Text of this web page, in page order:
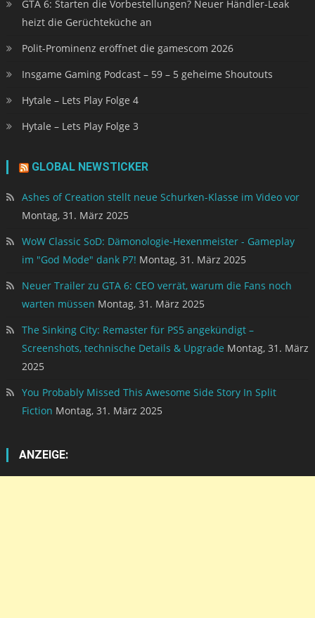
GTA 6: Starten die Vorbestellungen? Neuer Händler-Leak
heizt die Gerüchteküche an
Polit-Prominenz eröffnet die gamescom 2026
Insgame Gaming Podcast – 59 – 5 geheime Shoutouts
Hytale – Lets Play Folge 4
Hytale – Lets Play Folge 3
GLOBAL NEWSTICKER
Ashes of Creation stellt neue Schurken-Klasse im Video vor
Montag, 31. März 2025
WoW Classic SoD: Dämonologie-Hexenmeister - Gameplay
im "God Mode" dank P7! Montag, 31. März 2025
Neuer Trailer zu GTA 6: CEO verrät, warum die Fans noch
warten müssen Montag, 31. März 2025
The Sinking City: Remaster für PS5 angekündigt –
Screenshots, technische Details & Upgrade Montag, 31. März
2025
You Probably Missed This Awesome Side Story In Split
Fiction Montag, 31. März 2025
ANZEIGE: